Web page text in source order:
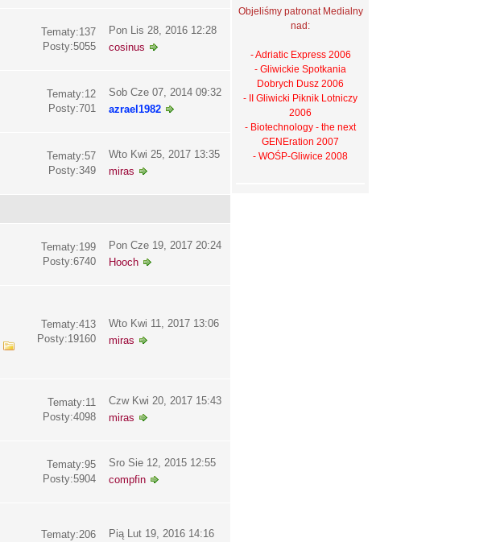
Tematy:137
Posty:5055
Pon Lis 28, 2016 12:28
cosinus
Tematy:12
Posty:701
Sob Cze 07, 2014 09:32
azrael1982
Tematy:57
Posty:349
Wto Kwi 25, 2017 13:35
miras
Tematy:199
Posty:6740
Pon Cze 19, 2017 20:24
Hooch
Tematy:413
Posty:19160
Wto Kwi 11, 2017 13:06
miras
Tematy:11
Posty:4098
Czw Kwi 20, 2017 15:43
miras
Tematy:95
Posty:5904
Sro Sie 12, 2015 12:55
compfin
Tematy:206
Pią Lut 19, 2016 14:16
Objeliśmy patronat Medialny
nad:
- Adriatic Express 2006
- Gliwickie Spotkania
Dobrych Dusz 2006
- II Gliwicki Piknik Lotniczy
2006
- Biotechnology - the next
GENEration 2007
- WOŚP-Gliwice 2008